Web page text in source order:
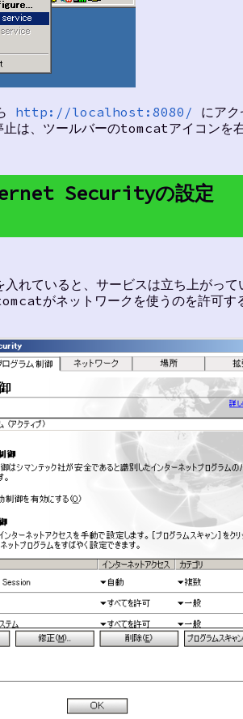
http://localhost:8080/ にア
は、ツールバーのtomcatアイコン
Securityの設定
れていると、サービスは立ち上がっ
がネットワークを使うのを許可す